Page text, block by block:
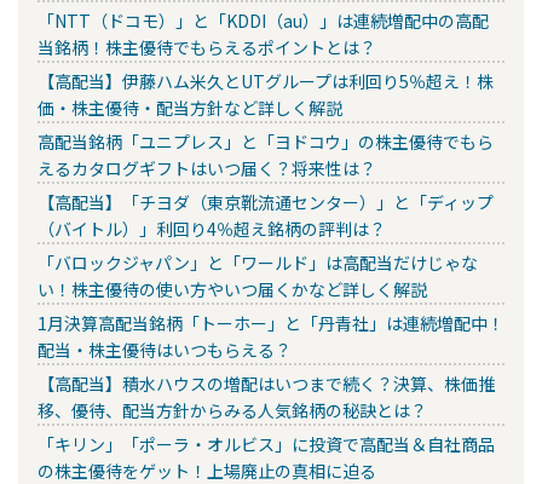
「NTT（ドコモ）」と「KDDI（au）」は連続増配中の高配
当銘柄！株主優待でもらえるポイントとは？
【高配当】伊藤ハム米久とUTグループは利回り5％超え！株
価・株主優待・配当方針など詳しく解説
高配当銘柄「ユニプレス」と「ヨドコウ」の株主優待でもら
えるカタログギフトはいつ届く？将来性は？
【高配当】「チヨダ（東京靴流通センター）」と「ディップ
（バイトル）」利回り4％超え銘柄の評判は？
「バロックジャパン」と「ワールド」は高配当だけじゃな
い！株主優待の使い方やいつ届くかなど詳しく解説
1月決算高配当銘柄「トーホー」と「丹青社」は連続増配中！
配当・株主優待はいつもらえる？
【高配当】積水ハウスの増配はいつまで続く？決算、株価推
移、優待、配当方針からみる人気銘柄の秘訣とは？
「キリン」「ポーラ・オルビス」に投資で高配当＆自社商品
の株主優待をゲット！上場廃止の真相に迫る